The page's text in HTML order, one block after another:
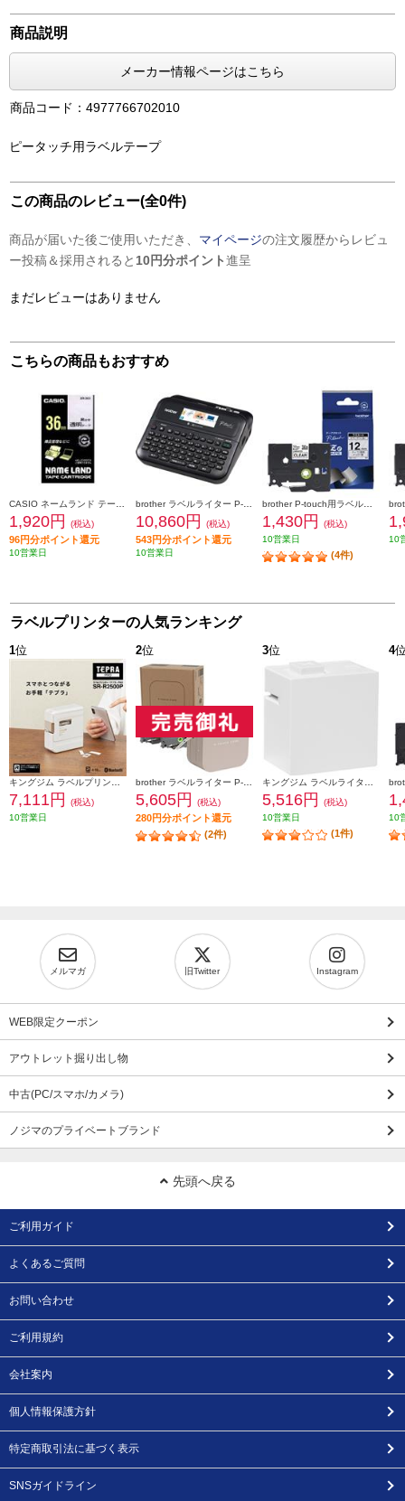
商品説明
メーカー情報ページはこちら
商品コード：4977766702010
ピータッチ用ラベルテープ
この商品のレビュー(全0件)
商品が届いた後ご使用いただき、 マイページの注文履歴からレビュ
ー投稿＆採用されると 10円分ポイント進呈
まだレビューはありません
こちらの商品もおすすめ
1,920円 (税込)
96円分ポイント還元
10営業日
10,860円 (税込)
543円分ポイント還元
10営業日
1,430円
(税込)
10営業日
(4件)
10
ラベルプリンターの人気ランキング
1位
7,111円
(税込)
10営業日
2位
5,605円 (税込)
280円分ポイント還元
(2件)
3位
5,516円
(税込)
10営業日
(1件)
4
10
メルマガ 旧Twitter Instagram
WEB限定クーポン
アウトレット掘り出し物
中古(PC/スマホ/カメラ)
ノジマのプライベートブランド
先頭へ戻る
ご利用ガイド
よくあるご質問
お問い合わせ
ご利用規約
会社案内
個人情報保護方針
特定商取引法に基づく表示
SNSガイドライン